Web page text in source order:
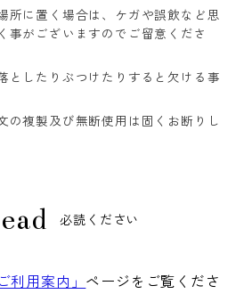
所に置く場合は、ケガや誤飲など思
事がございますのでご留意くださ
としたりぶつけたりすると欠ける事
の複製及び無断使用は固くお断りし
必読ください
利用案内」 ページをご覧くださ